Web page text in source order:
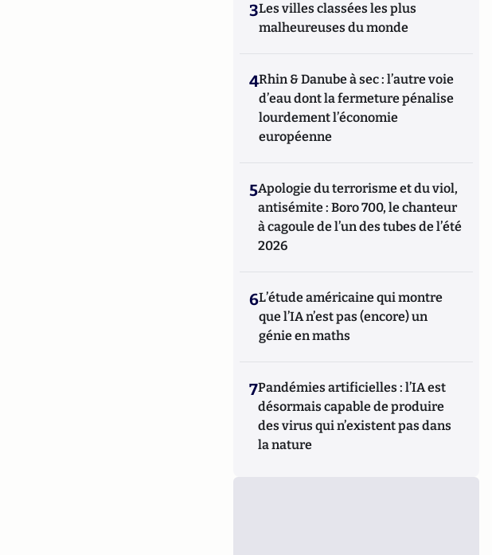
3Les villes classées les plus
malheureuses du monde
4Rhin & Danube à sec : l’autre voie
d’eau dont la fermeture pénalise
lourdement l’économie
européenne
5Apologie du terrorisme et du viol,
antisémite : Boro 700, le chanteur
à cagoule de l’un des tubes de l’été
2026
6L’étude américaine qui montre
que l’IA n’est pas (encore) un
génie en maths
7Pandémies artificielles : l’IA est
désormais capable de produire
des virus qui n’existent pas dans
la nature